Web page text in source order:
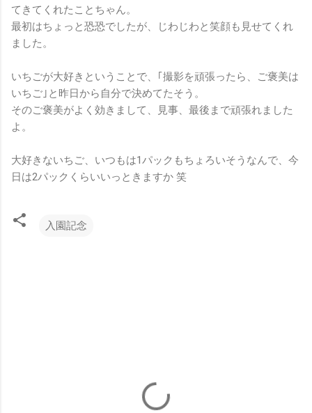
てきてくれたことちゃん。
最初はちょっと恐恐でしたが、じわじわと笑顔も見せてくれ
ました。
いちごが大好きということで、｢撮影を頑張ったら、ご褒美は
いちご｣と昨日から自分で決めてたそう。
そのご褒美がよく効きまして、見事、最後まで頑張れました
よ。
大好きないちご、いつもは1パックもちょろいそうなんで、今
日は2パックくらいいっときますか 笑
入園記念